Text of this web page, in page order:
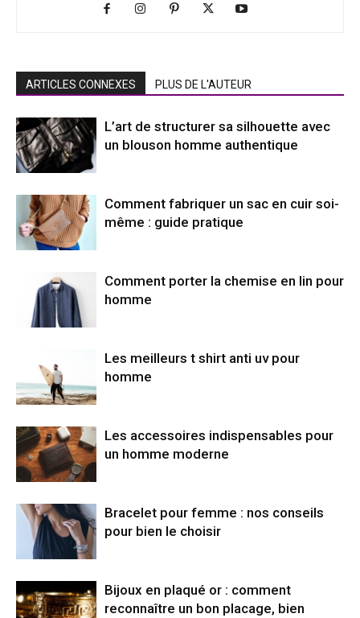
ARTICLES CONNEXES PLUS DE L'AUTEUR
L’art de structurer sa silhouette avec
un blouson homme authentique
Comment fabriquer un sac en cuir soi-
même : guide pratique
Comment porter la chemise en lin pour
homme
Les meilleurs t shirt anti uv pour
homme
Les accessoires indispensables pour
un homme moderne
Bracelet pour femme : nos conseils
pour bien le choisir
Bijoux en plaqué or : comment
reconnaître un bon placage, bien